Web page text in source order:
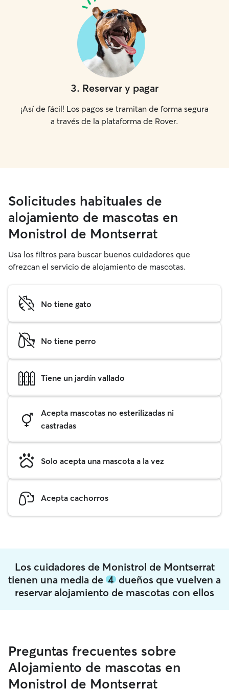
3. Reservar y pagar
¡Así de fácil! Los pagos se tramitan de forma segura
a través de la plataforma de Rover.
Solicitudes habituales de
alojamiento de mascotas en
Monistrol de Montserrat
Usa los filtros para buscar buenos cuidadores que
ofrezcan el servicio de alojamiento de mascotas.
No tiene gato
No tiene perro
Tiene un jardín vallado
Acepta mascotas no esterilizadas ni
castradas
Solo acepta una mascota a la vez
Acepta cachorros
Los cuidadores de Monistrol de Montserrat
tienen una media de 4 dueños que vuelven a
reservar alojamiento de mascotas con ellos
Preguntas frecuentes sobre
Alojamiento de mascotas en
Monistrol de Montserrat